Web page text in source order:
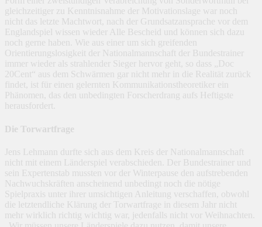
gleichzeitiger zu Kenntnisnahme der Motivationslage war noch
nicht das letzte Machtwort, nach der Grundsatzansprache vor dem
Englandspiel wissen wieder Alle Bescheid und können sich dazu
noch gerne haben. Wie aus einer um sich greifenden
Orientierungslosigkeit der Nationalmannschaft der Bundestrainer
immer wieder als strahlender Sieger hervor geht, so dass „Doc
20Cent“ aus dem Schwärmen gar nicht mehr in die Realität zurück
findet, ist für einen gelernten Kommunikationstheoretiker ein
Phänomen, das den unbedingten Forscherdrang aufs Heftigste
herausfordert.
Die Torwartfrage
Jens Lehmann durfte sich aus dem Kreis der Nationalmannschaft
nicht mit einem Länderspiel verabschieden. Der Bundestrainer und
sein Expertenstab mussten vor der Winterpause den aufstrebenden
Nachwuchskräften anscheinend unbedingt noch die nötige
Spielpraxis unter ihrer umsichtigen Anleitung verschaffen, obwohl
die letztendliche Klärung der Torwartfrage in diesem Jahr nicht
mehr wirklich richtig wichtig war, jedenfalls nicht vor Weihnachten.